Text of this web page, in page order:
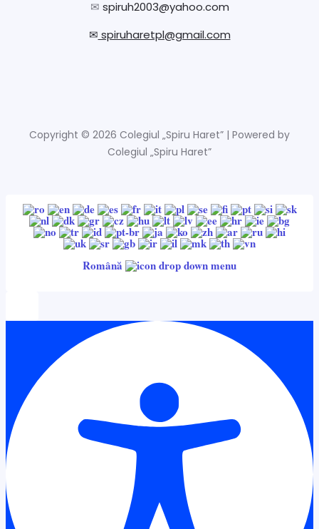
✉ spiruh2003@yahoo.com
✉ spiruharetpl@gmail.com
Copyright © 2026 Colegiul „Spiru Haret” | Powered by
Colegiul „Spiru Haret”
Română